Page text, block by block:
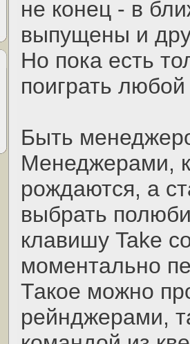
не конец - в
выпущены и
Но пока есть
поиграть
Быть
Менеджерами,
рождаются, а
выбрать
клавишу Take
моментально
Такое можно
рейнджерами,